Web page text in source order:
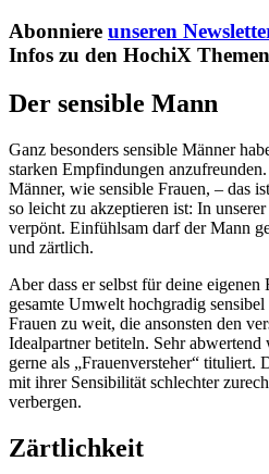
Abonniere unseren
Infos zu den HochiX
Der sensible Mann
Ganz besonders sensible Männer
starken Empfindungen
Männer, wie sensible Frauen, – das
so leicht zu akzeptieren ist: In
verpönt. Einfühlsam darf der Mann
und zärtlich.
Aber dass er selbst für deine
gesamte Umwelt hochgradig
Frauen zu weit, die ansonsten den
Idealpartner betiteln. Sehr
gerne als „Frauenversteher“ tituliert.
mit ihrer Sensibilität schlechter
verbergen.
Zärtlichkeit